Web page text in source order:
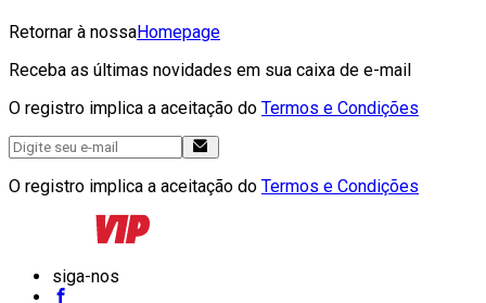
Retornar à nossaHomepage
Receba as últimas novidades em sua caixa de e-mail
O registro implica a aceitação do Termos e Condições
O registro implica a aceitação do Termos e Condições
siga-nos